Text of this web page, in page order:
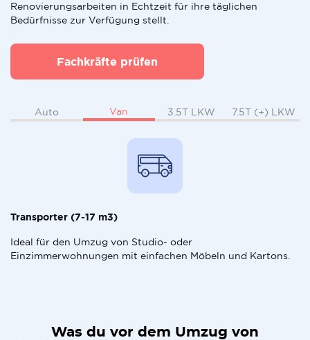
Renovierungsarbeiten in Echtzeit für ihre täglichen
Bedürfnisse zur Verfügung stellt.
Fachkräfte prüfen
Auto Van 3.5T LKW 7.5T (+) LKW
Transporter (7-17 m3)
Ideal für den Umzug von Studio- oder
Einzimmerwohnungen mit einfachen Möbeln und Kartons.
Was du vor dem Umzug von